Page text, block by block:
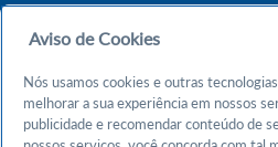
Aviso de Cookies
Nós usamos cookies e outras
melhorar a sua experiência em nossos
publicidade e recomendar conteúdo de